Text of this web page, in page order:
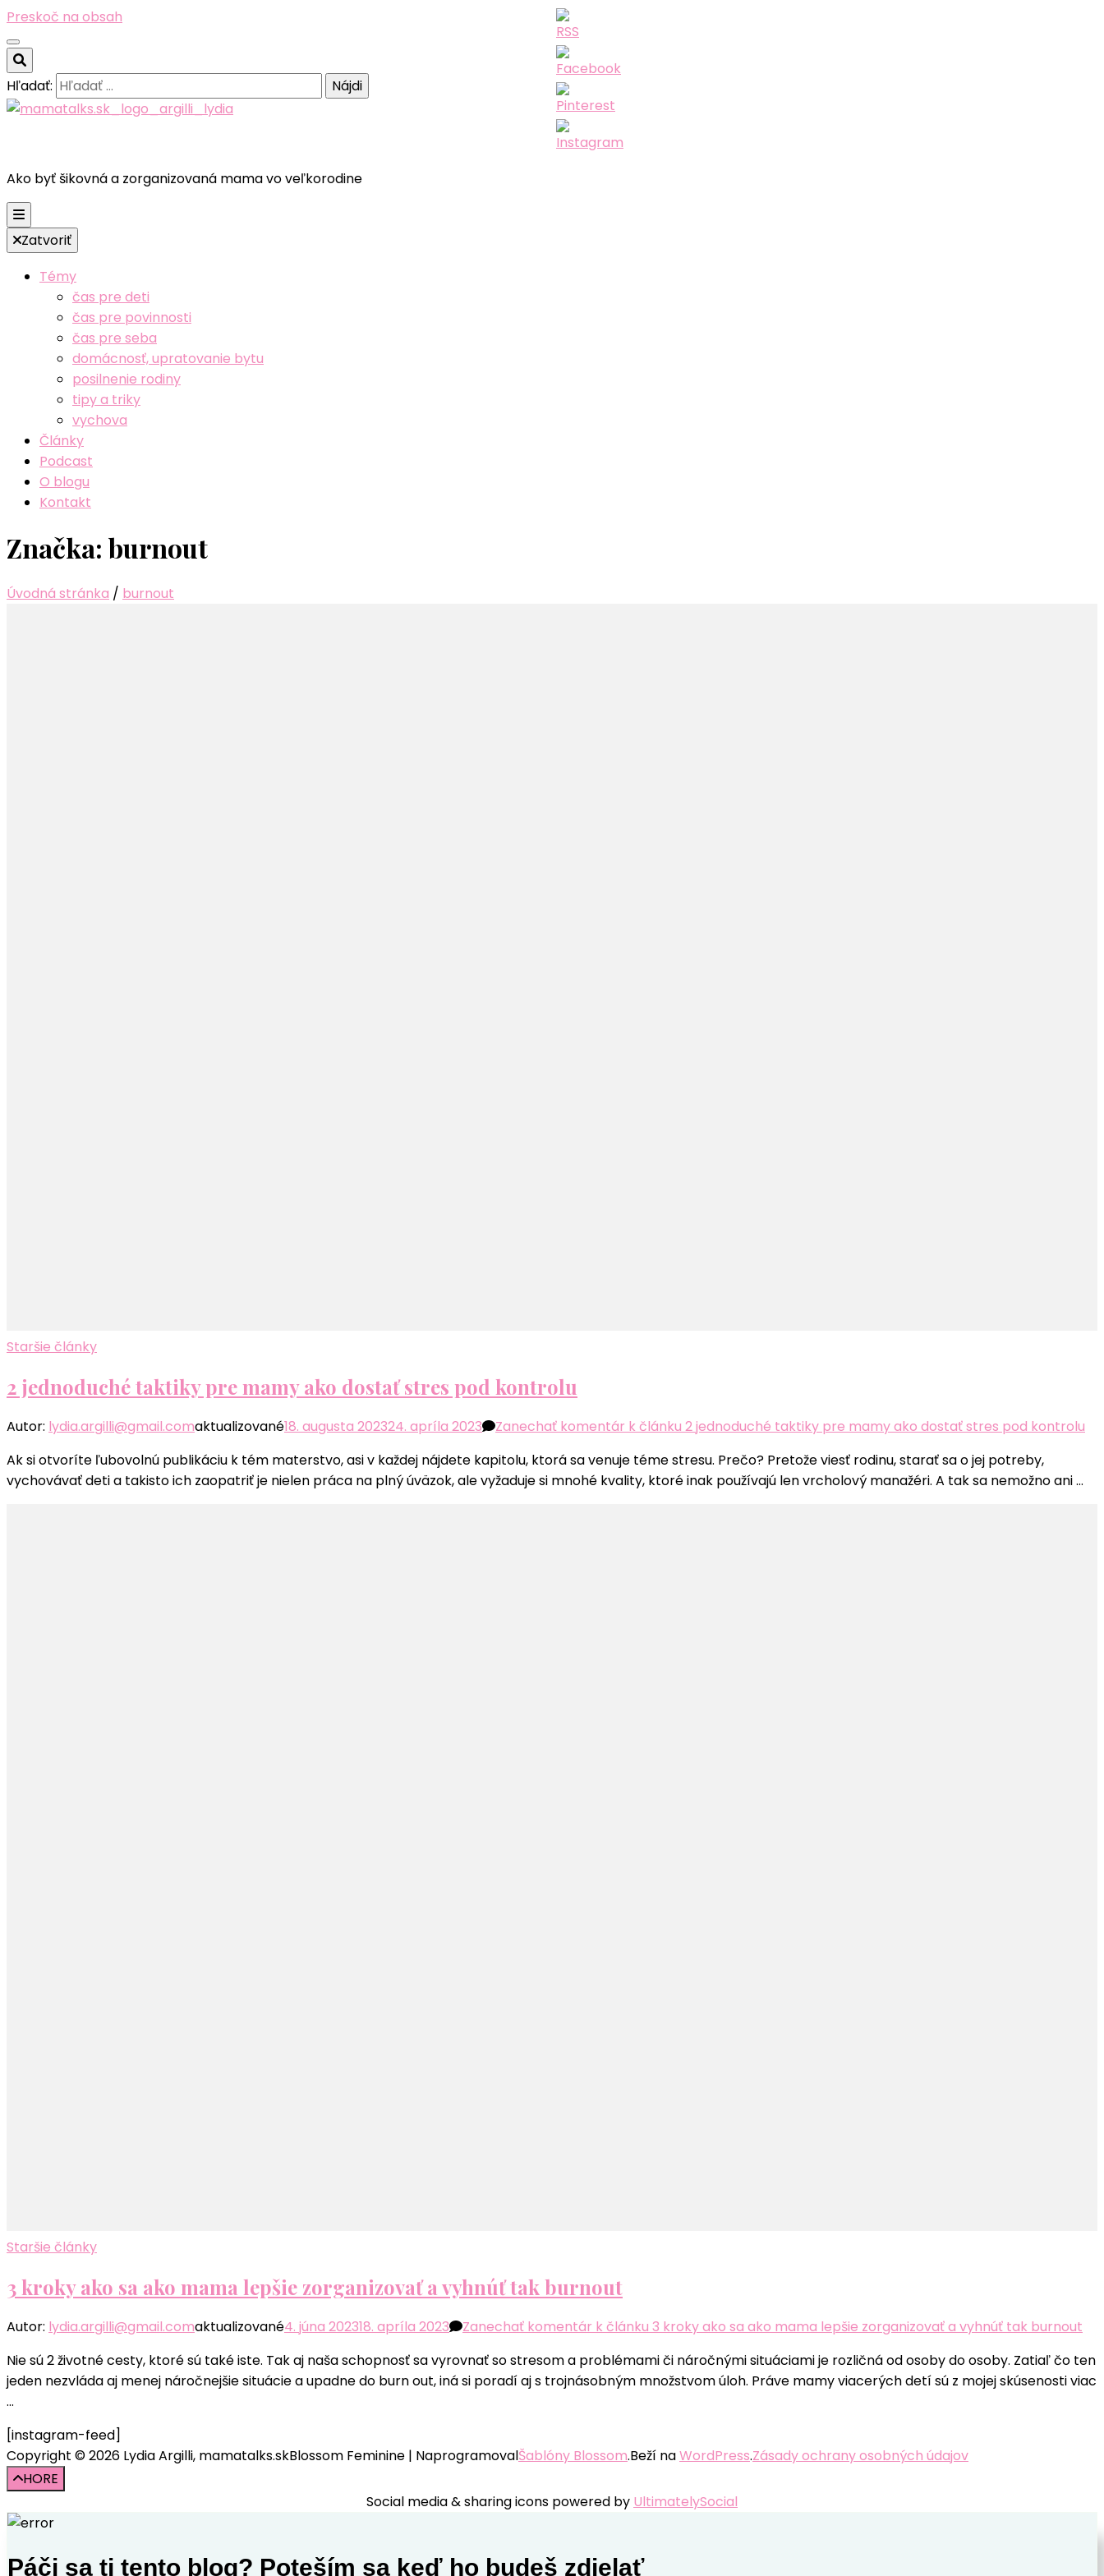
Preskoč na obsah
Hľadať:
Ako byť šikovná a zorganizovaná mama vo veľkorodine
Zatvoriť
Témy
čas pre deti
čas pre povinnosti
čas pre seba
domácnosť, upratovanie bytu
posilnenie rodiny
tipy a triky
vychova
Články
Podcast
O blogu
Kontakt
Značka: burnout
Úvodná stránka / burnout
Staršie články
2 jednoduché taktiky pre mamy ako dostať stres pod kontrolu
Autor: lydia.argilli@gmail.comaktualizované18. augusta 202324. apríla 2023 Zanechať komentár k článku 2 jednoduché taktiky pre mamy ako dostať stres pod kontrolu
Ak si otvoríte ľubovolnú publikáciu k tém materstvo, asi v každej nájdete kapitolu, ktorá sa venuje téme stresu. Prečo? Pretože viesť rodinu, starať sa o jej potreby,
vychovávať deti a takisto ich zaopatriť je nielen práca na plný úväzok, ale vyžaduje si mnohé kvality, ktoré inak používajú len vrcholový manažéri. A tak sa nemožno ani …
Staršie články
3 kroky ako sa ako mama lepšie zorganizovať a vyhnúť tak burnout
Autor: lydia.argilli@gmail.comaktualizované4. júna 202318. apríla 2023 Zanechať komentár k článku 3 kroky ako sa ako mama lepšie zorganizovať a vyhnúť tak burnout
Nie sú 2 životné cesty, ktoré sú také iste. Tak aj naša schopnosť sa vyrovnať so stresom a problémami či náročnými situáciami je rozličná od osoby do osoby. Zatiaľ čo ten
jeden nezvláda aj menej náročnejšie situácie a upadne do burn out, iná si poradí aj s trojnásobným množstvom úloh. Práve mamy viacerých detí sú z mojej skúsenosti viac
…
[instagram-feed]
Copyright © 2026 Lydia Argilli, mamatalks.skBlossom Feminine | NaprogramovalŠablóny Blossom.Beží naWordPress.Zásady ochrany osobných údajov
HORE
Social media & sharing icons powered by UltimatelySocial
Páči sa ti tento blog? Poteším sa keď ho budeš zdielať